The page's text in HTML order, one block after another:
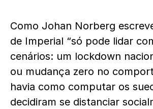
Como Johan Norberg
de Imperial “só pode lidar
cenários: um lockdown
ou mudança zero no
havia como computar os
decidiram se distanciar